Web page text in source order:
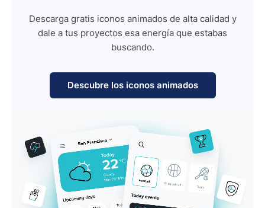
Descarga gratis iconos animados de alta calidad y
dale a tus proyectos esa energía que estabas
buscando.
Descubre los iconos animados